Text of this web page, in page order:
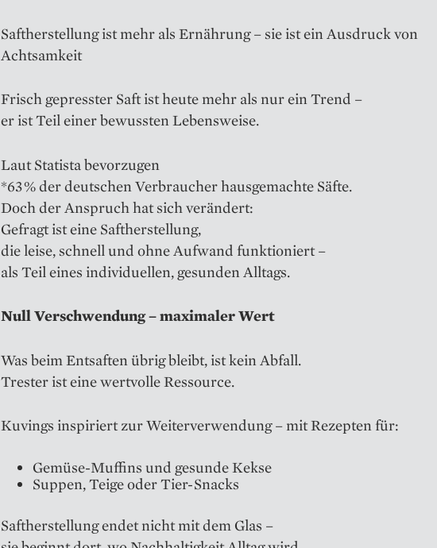
Saftherstellung ist mehr als Ernährung – sie ist ein Ausdruck von
Achtsamkeit
Frisch gepresster Saft ist heute mehr als nur ein Trend –
er ist Teil einer bewussten Lebensweise.
Laut Statista bevorzugen
*63 % der deutschen Verbraucher hausgemachte Säfte.
Doch der Anspruch hat sich verändert:
Gefragt ist eine Saftherstellung,
die leise, schnell und ohne Aufwand funktioniert –
als Teil eines individuellen, gesunden Alltags.
Null Verschwendung – maximaler Wert
Was beim Entsaften übrig bleibt, ist kein Abfall.
Trester ist eine wertvolle Ressource.
Kuvings inspiriert zur Weiterverwendung – mit Rezepten für:
Gemüse-Muffins und gesunde Kekse
Suppen, Teige oder Tier-Snacks
Saftherstellung endet nicht mit dem Glas –